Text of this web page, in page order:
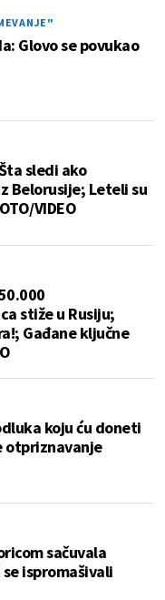
Glovo se povukao
sledi ako
Belorusije; Leteli su
VIDEO
stiže u Rusiju;
Gađane ključne
koju ću doneti
otpriznavanje
sačuvala
ispromašivali